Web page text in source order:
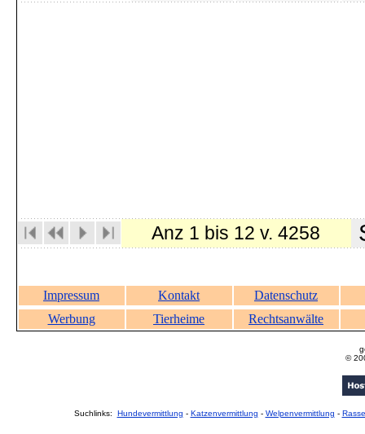
Anz 1 bis 12 v. 4258
Impressum Kontakt
Datenschutz
Werbung
Tierheime Rechtsanwälte
©
Suchlinks: Hundevermittlung - Katzenvermittlung - Welpenvermittlung -